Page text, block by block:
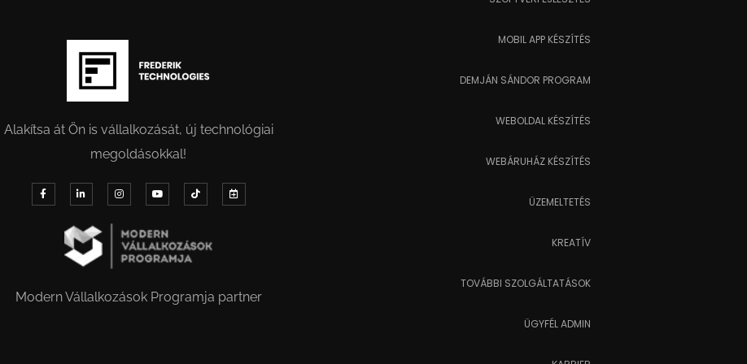
Alakítsa át Ön is vállalkozását, új technológiai
megoldásokkal!
Modern Vállalkozások Programja partner
MOBIL APP KÉSZÍTÉS
DEMJÁN SÁNDOR PROGRAM
WEBOLDAL KÉSZÍTÉS
WEBÁRUHÁZ KÉSZÍTÉS
ÜZEMELTETÉS
KREATÍV
TOVÁBBI SZOLGÁLTATÁSOK
ÜGYFÉL ADMIN